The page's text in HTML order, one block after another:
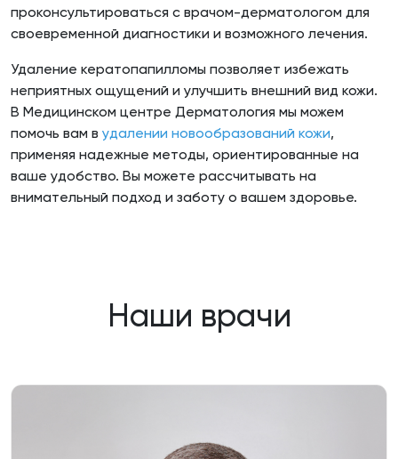
проконсультироваться с врачом-дерматологом для
своевременной диагностики и возможного лечения.
Удаление кератопапилломы позволяет избежать
неприятных ощущений и улучшить внешний вид кожи.
В Медицинском центре Дерматология мы можем
помочь вам в удалении новообразований кожи,
применяя надежные методы, ориентированные на
ваше удобство. Вы можете рассчитывать на
внимательный подход и заботу о вашем здоровье.
Наши врачи